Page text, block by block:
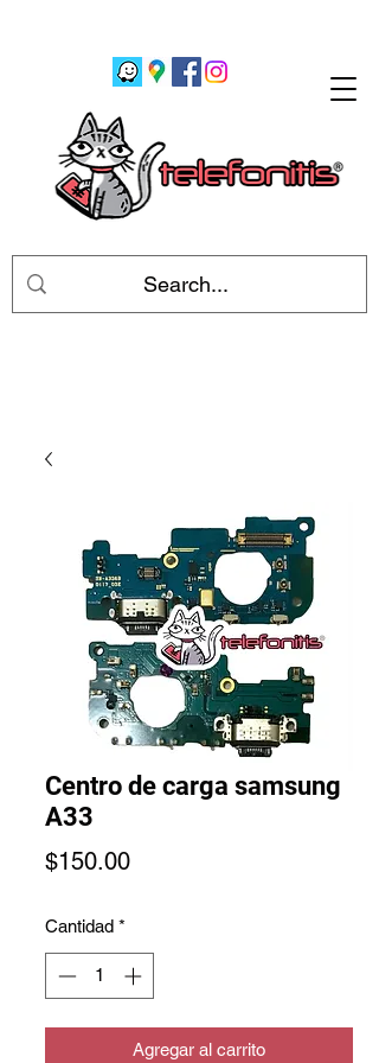
Centro de carga samsung
A33
$150.00Precio
Cantidad *
Agregar al carrito